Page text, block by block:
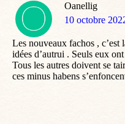
Oanellig
dit
10 octobre
Les nouveaux fachos ,
idées d’autrui . Seuls eux
Tous les autres doivent se
ces minus habens